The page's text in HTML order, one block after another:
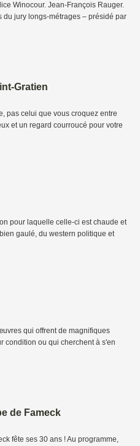
Winocour. Jean-François Rauger.
jury longs-métrages – présidé par
Gratien
pas celui que vous croquez entre
et un regard courroucé pour votre
pour laquelle celle-ci est chaude et
gaulé, du western politique et
qui offrent de magnifiques
condition ou qui cherchent à s'en
de Fameck
fête ses 30 ans ! Au programme,